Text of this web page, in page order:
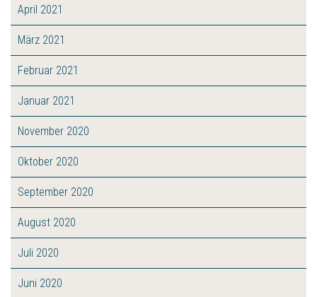
April 2021
März 2021
Februar 2021
Januar 2021
November 2020
Oktober 2020
September 2020
August 2020
Juli 2020
Juni 2020